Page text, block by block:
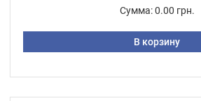
Сумма: 0.00 грн.
В корзину